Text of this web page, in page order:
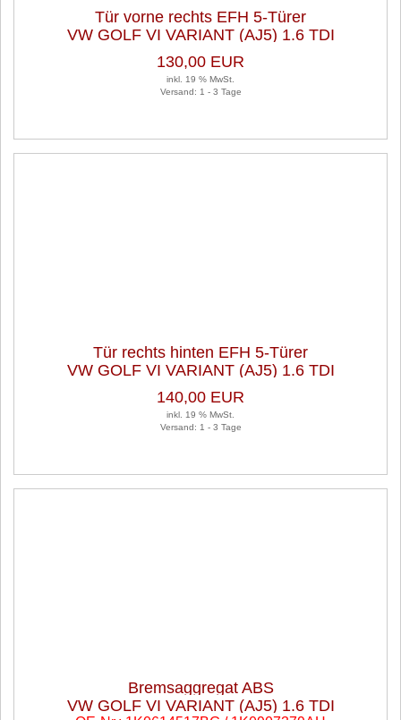
Tür vorne rechts EFH 5-Türer
VW GOLF VI VARIANT (AJ5) 1.6 TDI
130,00 EUR
inkl. 19 % MwSt.
Versand: 1 - 3 Tage
Tür rechts hinten EFH 5-Türer
VW GOLF VI VARIANT (AJ5) 1.6 TDI
140,00 EUR
inkl. 19 % MwSt.
Versand: 1 - 3 Tage
Bremsaggregat ABS
VW GOLF VI VARIANT (AJ5) 1.6 TDI